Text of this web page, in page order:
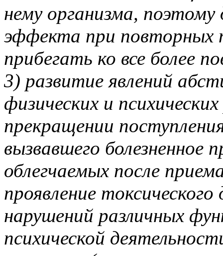
нему организма,
эффекта при повторных
прибегать ко все более
3) развитие явлений
физических и
прекращении
вызвавшего болезненное
облегчаемых после
проявление
нарушений различных
психической